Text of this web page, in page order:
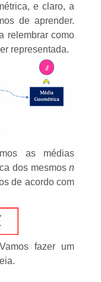
, e claro, a
de aprender.
relembrar como
representada.
as médias
dos mesmosn
de acordo com
fazer um